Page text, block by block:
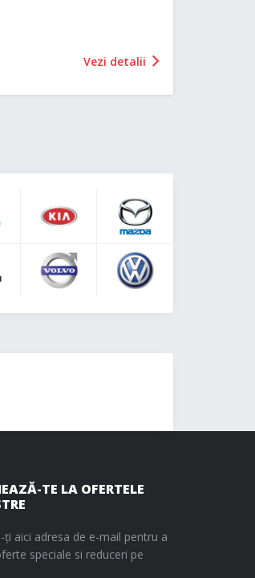
Vezi detalii
TE LA OFERTELE
ți aici adresa de e-mail pentru a
speciale si reduceri pe